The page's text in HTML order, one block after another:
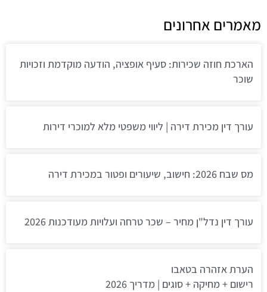
מאמרים אחרונים
הארכת חוזה שכירות: סעיף אופציה, הודעה מוקדמת וזכויות
שוכר
עורך דין מכירת דירה | ליווי משפטי מלא למוכרי דירות
מס שבח 2026: חישוב, שיעורים ופטור במכירת דירה
עורך דין נדל"ן מחיר – שכר טרחה ועלויות מעודכנות 2026
הערת אזהרה בטאבו
רישום + מחיקה + סוגים | מדריך 2026